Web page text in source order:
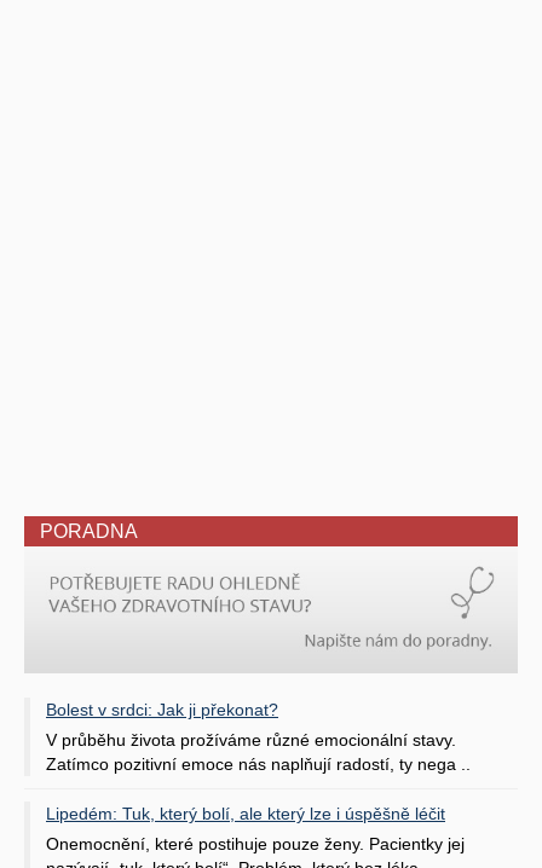
PORADNA
Bolest v srdci: Jak ji překonat?
V průběhu života prožíváme různé emocionální stavy.
Zatímco pozitivní emoce nás naplňují radostí, ty nega ..
Lipedém: Tuk, který bolí, ale který lze i úspěšně léčit
Onemocnění, které postihuje pouze ženy. Pacientky jej